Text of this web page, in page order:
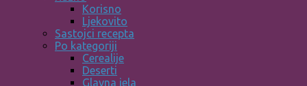
Korisno
Ljekovito
Sastojci recepta
Po kategoriji
Cerealije
Deserti
Glavna jela